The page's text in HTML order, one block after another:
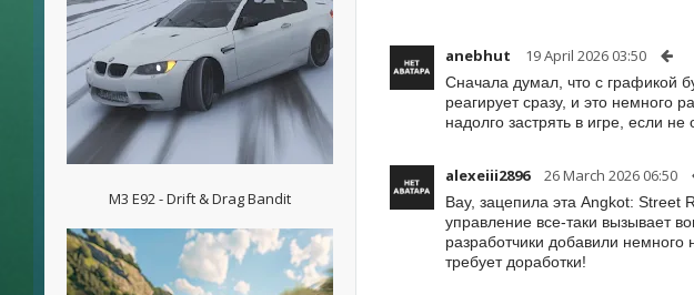
M3 E92 - Drift & Drag Bandit
anebhut 19 April 2026 03:50
Сначала думал, что с графикой
реагирует сразу, и это немного
надолго застрять в игре, если
alexeiii2896 26 March 2026 06:50
Вау, зацепила эта Angkot: Street
управление все-таки вызывает
разработчики добавили
требует доработки!